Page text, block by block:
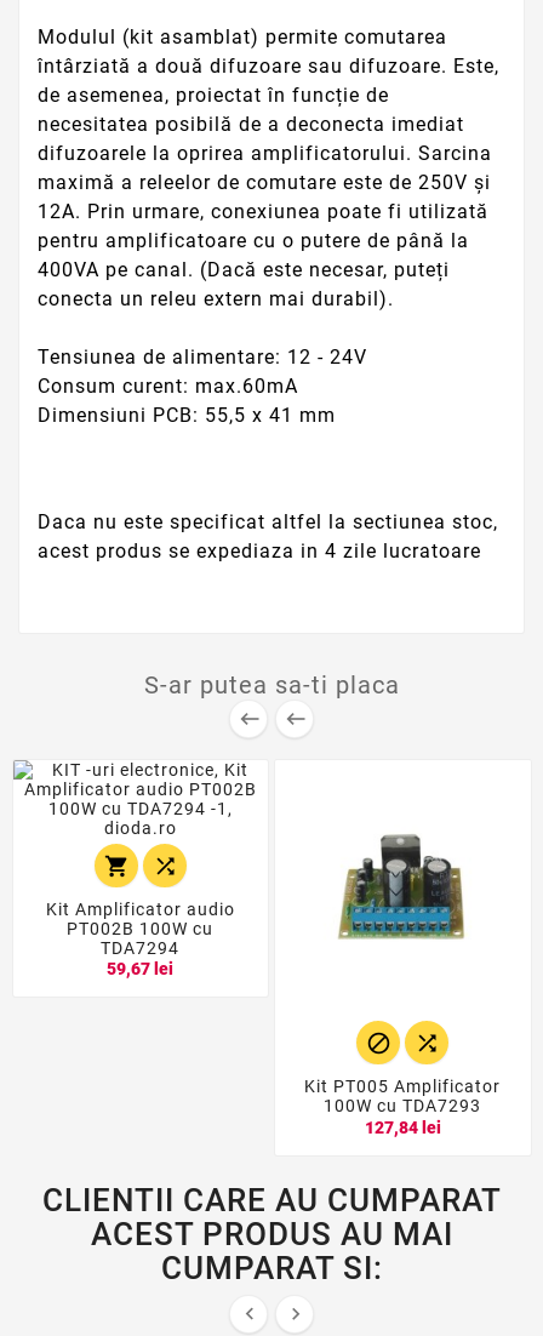
Modulul (kit asamblat) permite comutarea
întârziată a două difuzoare sau difuzoare. Este,
de asemenea, proiectat în funcție de
necesitatea posibilă de a deconecta imediat
difuzoarele la oprirea amplificatorului. Sarcina
maximă a releelor de comutare este de 250V și
12A. Prin urmare, conexiunea poate fi utilizată
pentru amplificatoare cu o putere de până la
400VA pe canal. (Dacă este necesar, puteți
conecta un releu extern mai durabil).
Tensiunea de alimentare: 12 - 24V
Consum curent: max.60mA
Dimensiuni PCB: 55,5 x 41 mm
Daca nu este specificat altfel la sectiunea stoc,
acest produs se expediaza in 4 zile lucratoare
S-ar putea sa-ti placa
 
 
Kit Amplificator audio
PT002B 100W cu
TDA7294
59,67 lei
 
Kit PT005 Amplificator
100W cu TDA7293
127,84 lei
CLIENTII CARE AU CUMPARAT
ACEST PRODUS AU MAI
CUMPARAT SI:
 